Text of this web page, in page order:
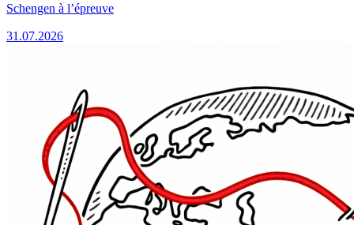
Schengen à l’épreuve
31.07.2026